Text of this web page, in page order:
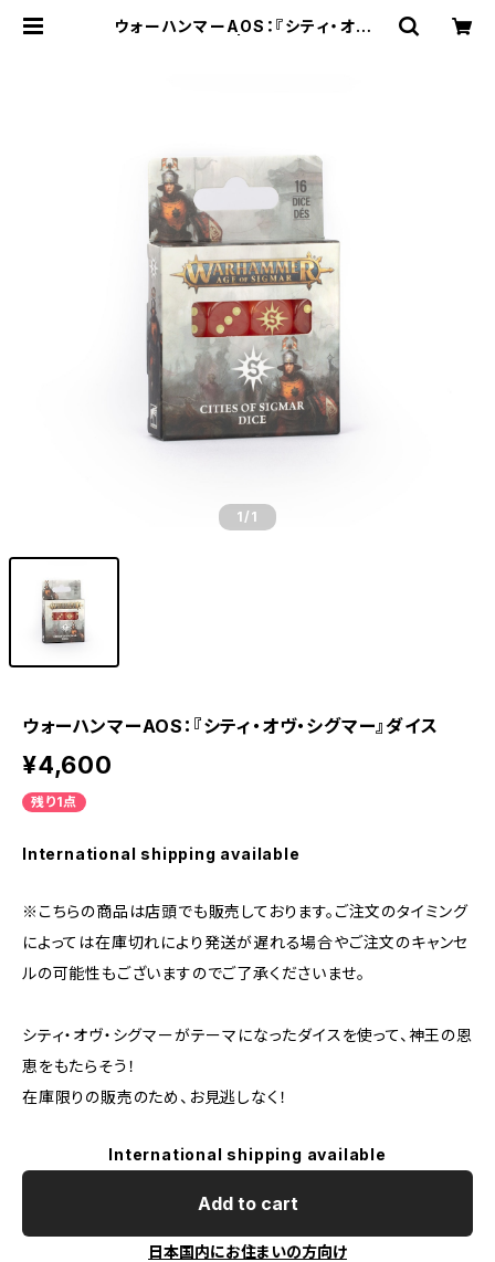
ウォーハンマーAOS：『シティ・オヴ・
1/1
ウォーハンマーAOS：『シティ・オヴ・シグマー』ダイス
¥4,600
残り1点
International shipping available
※こちらの商品は店頭でも販売しております。ご注文のタイミング
によっては在庫切れにより発送が遅れる場合やご注文のキャンセ
ルの可能性もございますのでご了承くださいませ。
シティ・オヴ・シグマーがテーマになったダイスを使って、神王の恩
恵をもたらそう！
在庫限りの販売のため、お見逃しなく！
International shipping available
Add to cart
日本国内にお住まいの方向け